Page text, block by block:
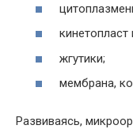
кинетопласт
жгутики;
мембрана,
Развиваясь,